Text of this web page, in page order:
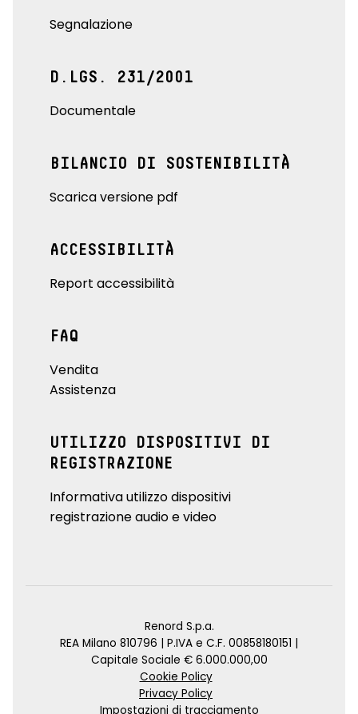
Segnalazione
D.LGS. 231/2001
Documentale
BILANCIO DI SOSTENIBILITÀ
Scarica versione pdf
ACCESSIBILITÀ
Report accessibilità
FAQ
Vendita
Assistenza
UTILIZZO DISPOSITIVI DI
REGISTRAZIONE
Informativa utilizzo dispositivi
registrazione audio e video
Renord S.p.a.
REA Milano 810796 | P.IVA e C.F. 00858180151 |
Capitale Sociale € 6.000.000,00
Cookie Policy
Privacy Policy
Impostazioni di tracciamento